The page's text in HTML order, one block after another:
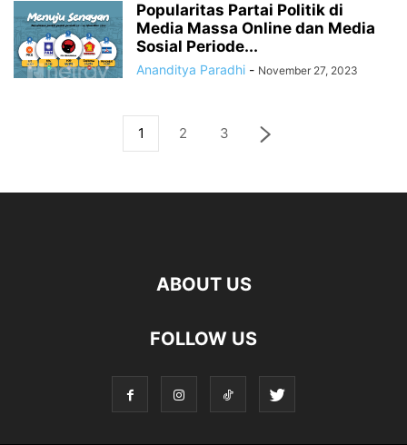
Popularitas Partai Politik di
Media Massa Online dan Media
Sosial Periode...
Ananditya Paradhi - November 27, 2023
1 2 3
ABOUT US
FOLLOW US